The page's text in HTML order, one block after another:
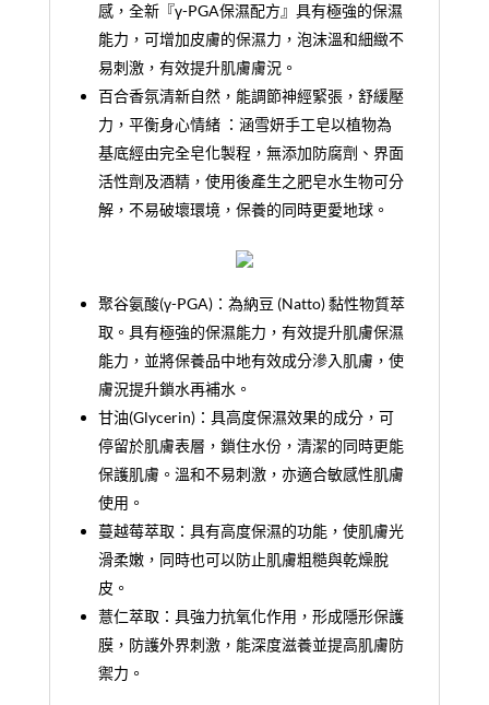
感，全新『γ-PGA保濕配方』具有極強的保濕
能力，可增加皮膚的保濕力，泡沫溫和細緻不
易刺激，有效提升肌膚膚況。
百合香氛清新自然，能調節神經緊張，舒緩壓
力，平衡身心情緒 ： 涵雪妍手工皂以植物為
基底經由完全皂化製程，無添加防腐劑、界面
活性劑及酒精，使用後產生之肥皂水生物可分
解，不易破壞環境，保養的同時更愛地球。
聚谷氨酸(γ-PGA)： 為納豆 (Natto) 黏性物質萃
取。具有極強的保濕能力，有效提升肌膚保濕
能力，並將保養品中地有效成分滲入肌膚，使
膚況提升鎖水再補水。
甘油(Glycerin)： 具高度保濕效果的成分，可
停留於肌膚表層，鎖住水份，清潔的同時更能
保護肌膚。溫和不易刺激，亦適合敏感性肌膚
使用。
蔓越莓萃取： 具有高度保濕的功能，使肌膚光
滑柔嫩，同時也可以防止肌膚粗糙與乾燥脫
皮。
薏仁萃取： 具強力抗氧化作用，形成隱形保護
膜，防護外界刺激，能深度滋養並提高肌膚防
禦力。